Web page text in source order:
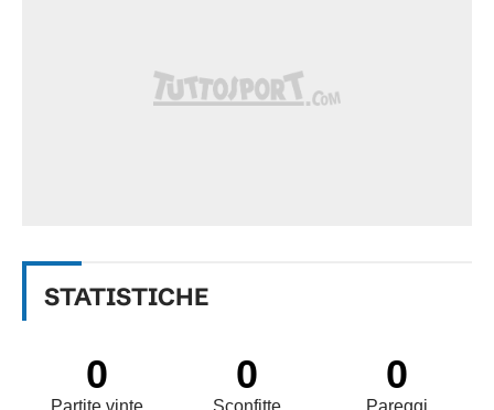
STATISTICHE
0
Partite vinte
0
Sconfitte
0
Pareggi